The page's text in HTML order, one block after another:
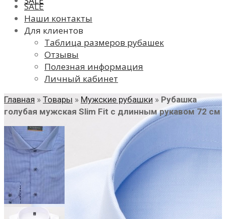
SALE
Наши контакты
Для клиентов
Таблица размеров рубашек
Отзывы
Полезная информация
Личный кабинет
Главная » Товары » Мужские рубашки » Рубашка
голубая мужская Slim Fit с длинным рукавом 72 см